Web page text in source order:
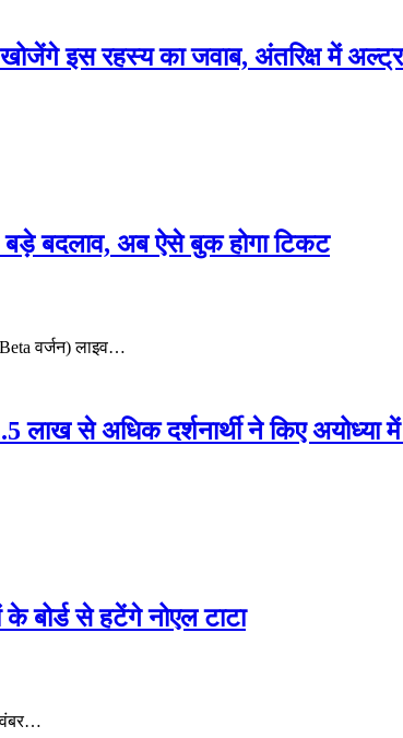
इस रहस्य का जवाब, अंतरिक्ष में
बदलाव, अब ऐसे बुक होगा टिकट
वर्जन) लाइव…
लाख से अधिक दर्शनार्थी ने किए अयोध्या में
बोर्ड से हटेंगे नोएल टाटा